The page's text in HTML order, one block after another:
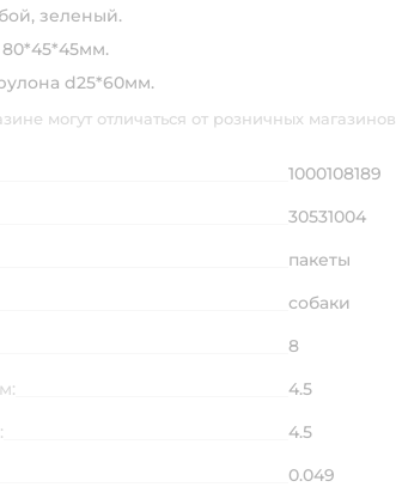
зеленый.
d25*60мм.
могут отличаться от розничных магазинов.
1000108189
30531004
пакеты
собаки
8
4.5
4.5
0.049